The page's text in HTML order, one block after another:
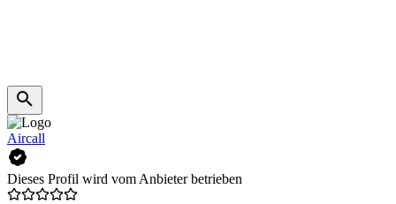
Aircall
Dieses Profil wird vom Anbieter betrieben